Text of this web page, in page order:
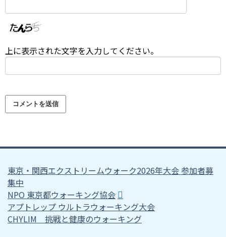
上に表示された文字を入力してください。
東京・関西エクストリームウォーク2026年大会 参加者募
集中
NPO 東京都ウォーキング協会
アプトレップ ウルトラウォーキング大会
CHYLIM 挑戦と健康のウォーキング